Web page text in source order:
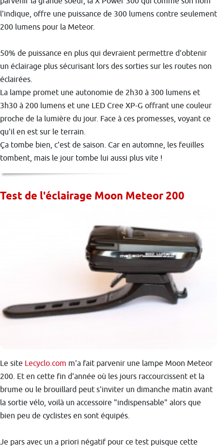
l'indique, offre une puissance de 300 lumens contre seulement
200 lumens pour la Meteor.
50% de puissance en plus qui devraient permettre d'obtenir
un éclairage plus sécurisant lors des sorties sur les routes non
éclairées.
La lampe promet une autonomie de 2h30 à 300 lumens et
3h30 à 200 lumens et une LED Cree XP-G offrant une couleur
proche de la lumière du jour. Face à ces promesses, voyant ce
qu'il en est sur le terrain.
Ça tombe bien, c'est de saison. Car en automne, les feuilles
tombent, mais le jour tombe lui aussi plus vite !
Test de l'éclairage Moon Meteor 200
Le site Lecyclo.com m'a fait parvenir une lampe Moon Meteor
200. Et en cette fin d'année où les jours raccourcissent et la
brume ou le brouillard peut s'inviter un dimanche matin avant
la sortie vélo, voilà un accessoire "indispensable" alors que
bien peu de cyclistes en sont équipés.
Je pars avec un a priori négatif pour ce test puisque cette